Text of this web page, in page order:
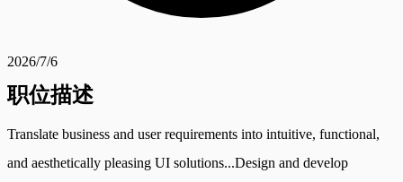
2026/7/6
职位描述
Translate business and user requirements into intuitive, functional,
and aesthetically pleasing UI solutions...Design and develop